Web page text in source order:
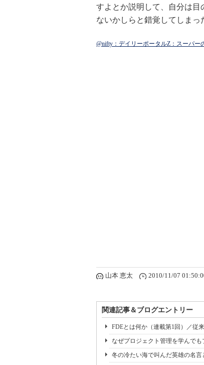
すよとか説明して、自分は目
ないかしらと錯覚してしまっ
@nifty：デイリーポータルZ：スーパー
山本 恵太 2010/11/07
関連記事＆ブログエントリー
FDEとは何か（連載第1回）／従
なぜプロジェクト管理を学んで
冬の冷たい海で叫んだ英雄の名